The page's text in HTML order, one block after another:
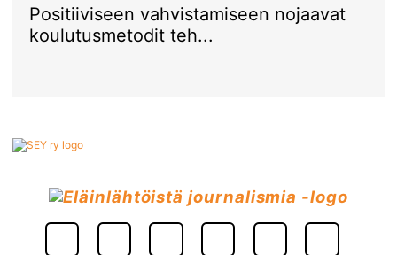
Positiiviseen vahvistamiseen nojaavat
koulutusmetodit teh...